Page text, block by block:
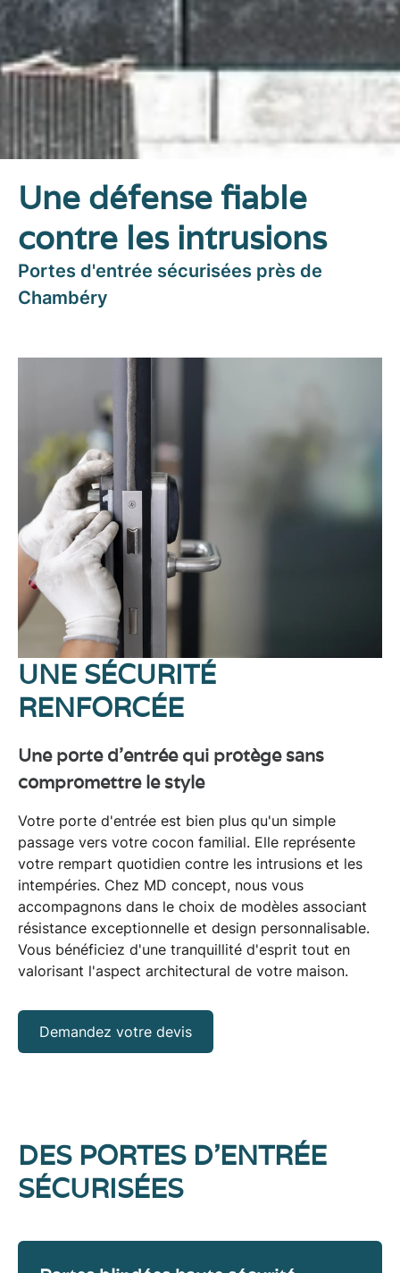
Portes d'entrée sécurisées près de
Chambéry
Une défense fiable
contre les intrusions
UNE SÉCURITÉ
RENFORCÉE
Une porte d'entrée qui protège sans
compromettre le style
Votre porte d'entrée est bien plus qu'un simple
passage vers votre cocon familial. Elle représente
votre rempart quotidien contre les intrusions et les
intempéries. Chez MD concept, nous vous
accompagnons dans le choix de modèles associant
résistance exceptionnelle et design personnalisable.
Vous bénéficiez d'une tranquillité d'esprit tout en
valorisant l'aspect architectural de votre maison.
Demandez votre devis
DES PORTES D'ENTRÉE
SÉCURISÉES